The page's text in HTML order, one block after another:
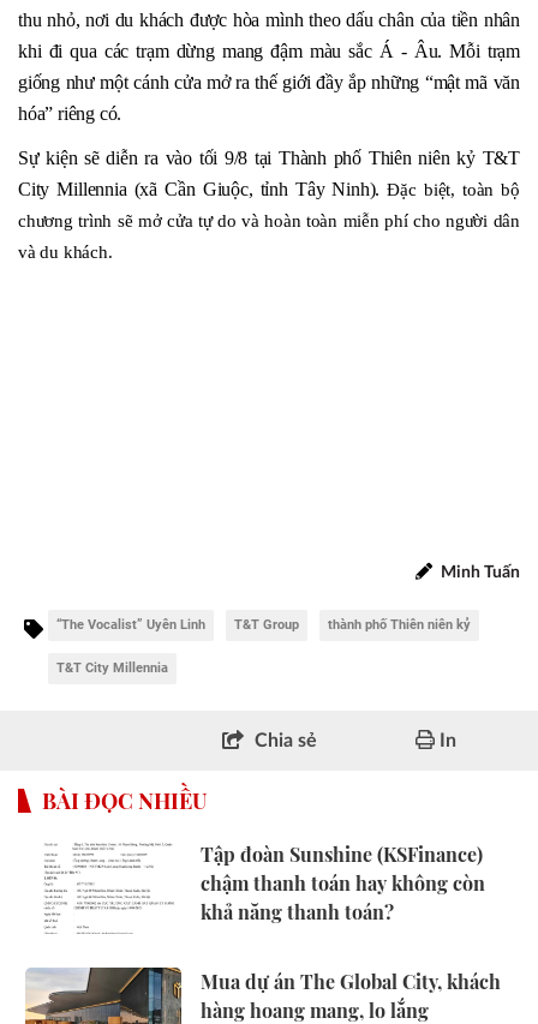
thu nhỏ, nơi du khách được hòa mình theo dấu chân của tiền nhân
khi đi qua các trạm dừng mang đậm màu sắc Á - Âu. Mỗi trạm
giống như một cánh cửa mở ra thế giới đầy ắp những “mật mã văn
hóa” riêng có.
Sự kiện sẽ diễn ra vào tối 9/8 tại Thành phố Thiên niên kỷ T&T
City Millennia (xã Cần Giuộc, tỉnh Tây Ninh). Đặc biệt, toàn bộ
chương trình sẽ mở cửa tự do và hoàn toàn miễn phí cho người dân
và du khách.
Minh Tuấn
“The Vocalist” Uyên Linh T&T Group thành phố Thiên niên kỷ
T&T City Millennia
Chia sẻ In
BÀI ĐỌC NHIỀU
Tập đoàn Sunshine (KSFinance)
chậm thanh toán hay không còn
khả năng thanh toán?
Mua dự án The Global City, khách
hàng hoang mang, lo lắng